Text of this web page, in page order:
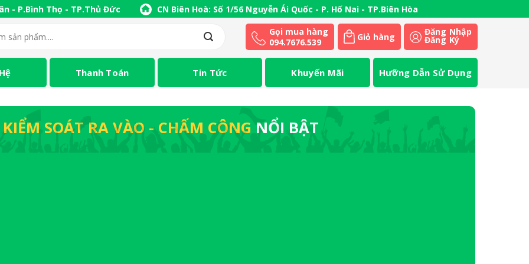
- P.Bình Thọ - TP.Thủ Đức CN Biên Hoà: Số 1/56 Nguyễn Ái Quốc - P. Hố Nai - TP.Biên Hòa
Gọi mua hàng
094.7676.539
Giỏ hàng Đăng Nhập
Đăng Ký
Thanh Toán Tin Tức Khuyến Mãi Hưỡng Dẫn Sử Dụng
SOÁT RA VÀO - CHẤM CÔNG NỔI BẬT